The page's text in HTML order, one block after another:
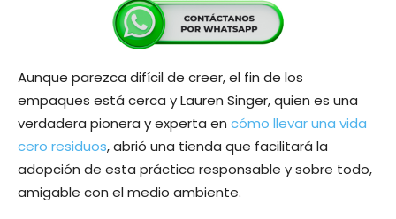
Aunque parezca difícil de creer, el fin de los
empaques está cerca y Lauren Singer, quien es una
verdadera pionera y experta en cómo llevar una vida
cero residuos, abrió una tienda que facilitará la
adopción de esta práctica responsable y sobre todo,
amigable con el medio ambiente.